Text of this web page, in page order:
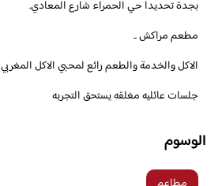
بجدة تحديدا حي الحمراء شارع المعادي.
‏مطعم مراكش ..
الاكل والخدمة والطعم رائع لمحبي الاكل المغربي
جلسات عائليه مغلقه يستحق التجربه
الوسوم